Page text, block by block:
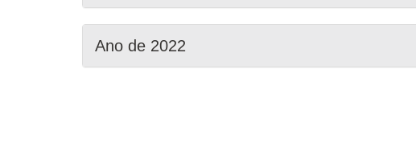
Ano de 2022